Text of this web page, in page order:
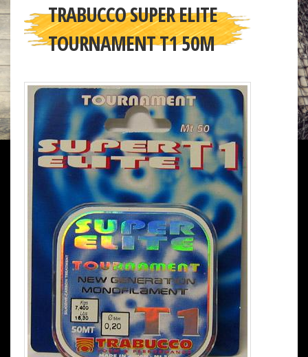
TRABUCCO SUPER ELITE
TOURNAMENT T1 50M